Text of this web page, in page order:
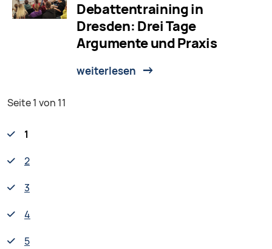
Debattentraining in
Dresden: Drei Tage
Argumente und Praxis
weiterlesen
Seite 1 von 11
1
2
3
4
5